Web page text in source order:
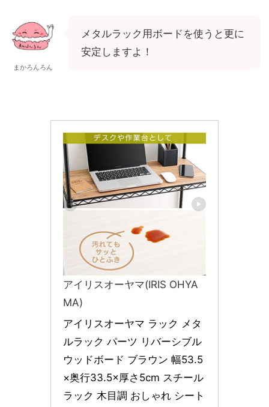
まかろんろん
メタルラック用ボードを使うと更に
安定しますよ！
アイリスオーヤマ(IRIS OHYA
MA)
アイリスオーヤマ ラック メタ
ルラック パーツ リバーシブル
ウッドボード ブラウン 幅53.5
×奥行33.5×厚さ5cm スチール
ラック 木目調 おしゃれ シート